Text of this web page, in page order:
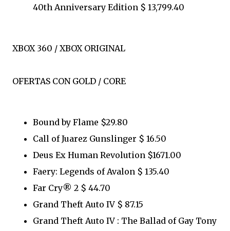
40th Anniversary Edition $ 13,799.40
XBOX 360 / XBOX ORIGINAL
OFERTAS CON GOLD / CORE
Bound by Flame $29.80
Call of Juarez Gunslinger $ 16.50
Deus Ex Human Revolution $1671.00
Faery: Legends of Avalon $ 135.40
Far Cry® 2 $ 44.70
Grand Theft Auto IV $ 87.15
Grand Theft Auto IV : The Ballad of Gay Tony